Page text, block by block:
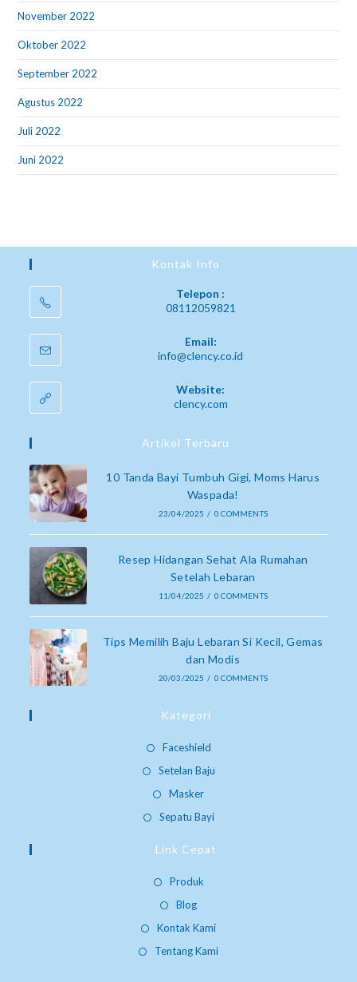
November 2022
Oktober 2022
September 2022
Agustus 2022
Juli 2022
Juni 2022
Kontak Info
Telepon :
08112059821
Email:
info@clency.co.id
Website:
clency.com
Artikel Terbaru
10 Tanda Bayi Tumbuh Gigi, Moms Harus
Waspada!
23/04/2025 / 0 COMMENTS
Resep Hidangan Sehat Ala Rumahan
Setelah Lebaran
11/04/2025 / 0 COMMENTS
Tips Memilih Baju Lebaran Si Kecil, Gemas
dan Modis
20/03/2025 / 0 COMMENTS
Kategori
Faceshield
Setelan Baju
Masker
Sepatu Bayi
Link Cepat
Produk
Blog
Kontak Kami
Tentang Kami